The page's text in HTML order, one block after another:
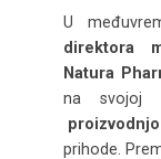
U
direktora
Natura
na svojoj
prihode.